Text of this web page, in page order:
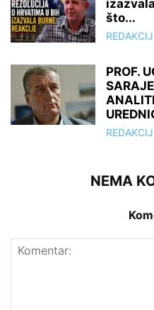
što...
PROF.
NEMA